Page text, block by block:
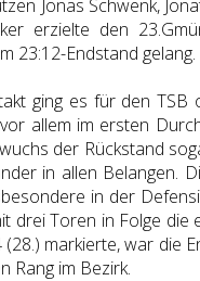
Jonas Schwenk,
erzielte den
23:12-Endstand gelang.
ging es für den
allem im ersten
der Rückstand
in allen Belangen.
in der
drei Toren in Folge
(28.) markierte, war die
Rang im Bezirk.